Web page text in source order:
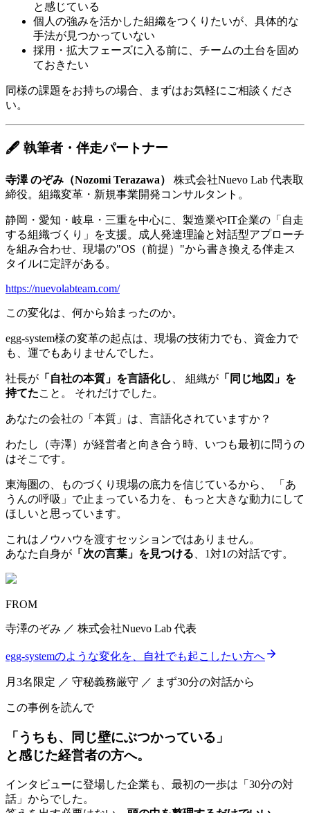
と感じている
個人の強みを活かした組織をつくりたいが、具体的な
手法が見つかっていない
採用・拡大フェーズに入る前に、チームの土台を固め
ておきたい
同様の課題をお持ちの場合、まずはお気軽にご相談くださ
い。
🖋 執筆者・伴走パートナー
寺澤 のぞみ（Nozomi Terazawa）
株式会社Nuevo Lab 代表取
締役。組織変革・新規事業開発コンサルタント。
静岡・愛知・岐阜・三重を中心に、製造業やIT企業の「自走
する組織づくり」を支援。成人発達理論と対話型アプローチ
を組み合わせ、現場の"OS（前提）"から書き換える伴走ス
タイルに定評がある。
https://nuevolabteam.com/
この変化は、何から始まったのか。
egg-system様の変革の起点は、現場の技術力でも、資金力で
も、運でもありませんでした。
社長が 「自社の本質」を言語化し 、 組織が 「同じ地図」を
持てたこと。 それだけでした。
あなたの会社の「本質」は、言語化されていますか？
わたし（寺澤）が経営者と向き合う時、いつも最初に問うの
はそこです。
東海圏の、ものづくり現場の底力を信じているから、 「あ
うんの呼吸」で止まっている力を、もっと大きな動力にして
ほしいと思っています。
これはノウハウを渡すセッションではありません。
あなた自身が 「次の言葉」を見つける、1対1の対話です。
FROM
寺澤のぞみ ／ 株式会社Nuevo Lab 代表
egg-systemのような変化を、自社でも起こしたい方へ
月3名限定 ／ 守秘義務厳守 ／ まず30分の対話から
この事例を読んで
「うちも、同じ壁にぶつかっている」
と感じた経営者の方へ。
インタビューに登場した企業も、最初の一歩は「30分の対
話」からでした。